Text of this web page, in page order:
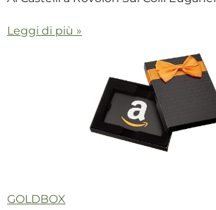
Leggi di più »
GOLDBOX